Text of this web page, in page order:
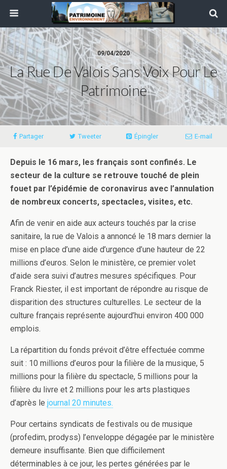
09/04/2020
La Rue De Valois Sans Voix Pour Le
Patrimoine
Partager Tweeter Épingler E-mail
Depuis le 16 mars, les français sont confinés. Le
secteur de la culture se retrouve touché de plein
fouet par l’épidémie de coronavirus avec l’annulation
de nombreux concerts, spectacles, visites, etc.
Afin de venir en aide aux acteurs touchés par la crise
sanitaire, la rue de Valois a annoncé le 18 mars dernier la
mise en place d’une aide d’urgence d’une hauteur de 22
millions d’euros. Selon le ministère, ce premier volet
d’aide sera suivi d’autres mesures spécifiques. Pour
Franck Riester, il est important de répondre au risque de
disparition des structures culturelles. Le secteur de la
culture français représente aujourd’hui environ 400 000
emplois.
La répartition du fonds prévoit d’être effectuée comme
suit : 10 millions d’euros pour la filière de la musique, 5
millions pour la filière du spectacle, 5 millions pour la
filière du livre et 2 millions pour les arts plastiques
d’après le journal 20 minutes.
Pour certains syndicats de festivals ou de musique
(profedim, prodyss) l’enveloppe dégagée par le ministère
demeure insuffisante. Bien que difficilement
déterminables à ce jour, les pertes générées par le